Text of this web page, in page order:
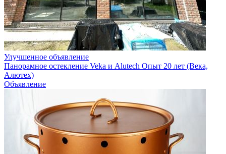
Улучшенное объявление
Панорамное остекление Veka и Alutech Опыт 20 лет (Века,
Алютех)
Объявление